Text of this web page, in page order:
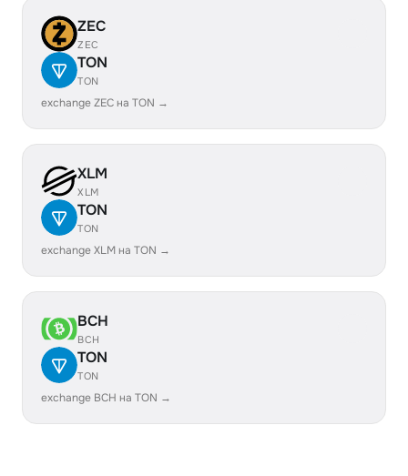
ZEC
ZEC
TON
TON
exchange ZEC на TON →
XLM
XLM
TON
TON
exchange XLM на TON →
BCH
BCH
TON
TON
exchange BCH на TON →